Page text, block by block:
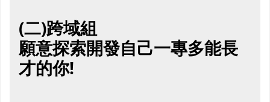
(二)跨域組
願意探索開發自己一專多能長
才的你!